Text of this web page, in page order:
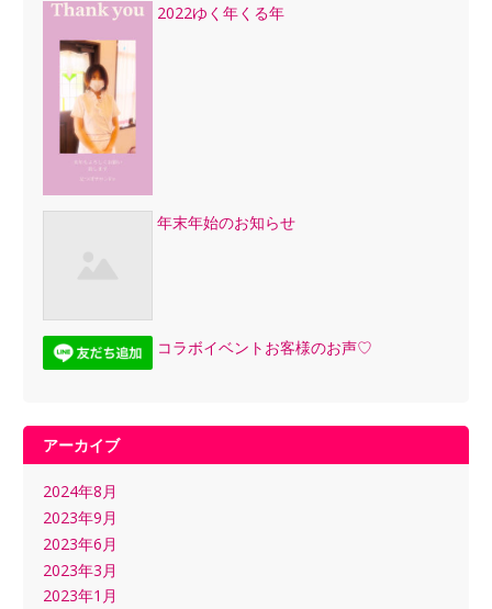
2022ゆく年くる年
年末年始のお知らせ
コラボイベントお客様のお声♡
アーカイブ
2024年8月
2023年9月
2023年6月
2023年3月
2023年1月